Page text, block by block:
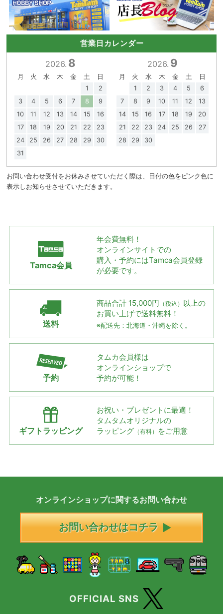
営業日カレンダー
2026. 8
月 火 水 木 金 土
日
1
2
3
4 5 6 7 8
9
10
11 12 13 14 15
16
17
18 19 20 21 22
23
24
25 26 27 28 29
30
31
2026. 9
月 火 水 木 金 土
日
1
2 3 4 5
6
7
8 9 10 11 12
13
14
15 16 17 18 19
20
21
22 23 24 25 26
27
28
29 30
お問い合わせ受付をお休みさせていただく際は、日付の色をピンク色に
表示しお知らせさせていただきます。
Tamca会員
年会費無料！
オンラインサイトでの
購入・予約にはTamca会員登録
が必要です。
送料
商品合計 15,000円 （税込） 以上の
お買い上げで送料無料！
※配送先：北海道・沖縄を除く。
予約
タムカ会員様は
オンラインショップで
予約が可能！
ギフトラッピング
お祝い・プレゼントに最適！
タムタムオリジナルの
ラッピング （有料） をご用意
オンラインショップに関するお問い合わせ
お問い合わせはコチラ
OFFICIAL SNS